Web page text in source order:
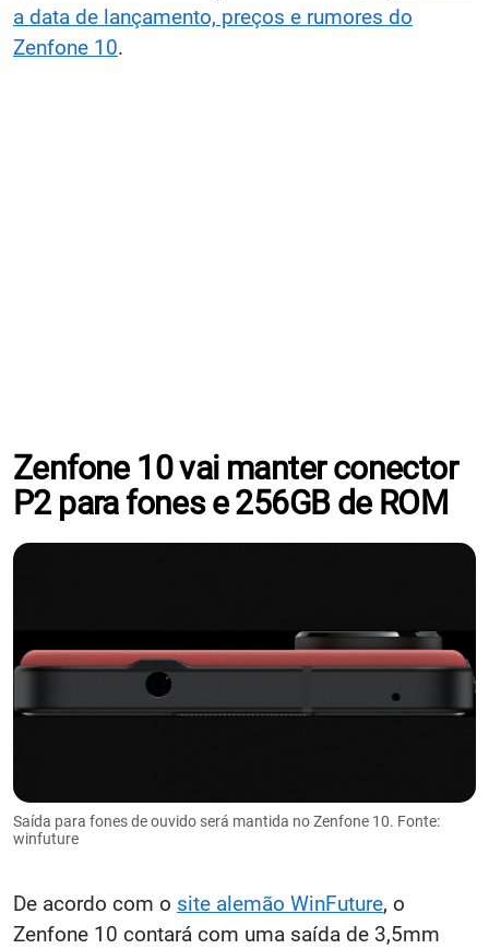
a data de lançamento, preços e rumores do
Zenfone 10.
Zenfone 10 vai manter conector
P2 para fones e 256GB de ROM
Saída para fones de ouvido será mantida no Zenfone 10. Fonte:
winfuture
De acordo com o site alemão WinFuture, o
Zenfone 10 contará com uma saída de 3,5mm